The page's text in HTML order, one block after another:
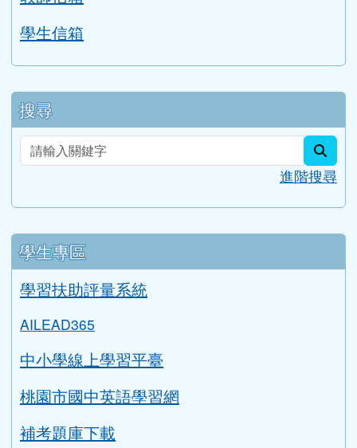
學生信箱
搜尋
進階搜尋
學生專區
學習扶助評量系統
AILEAD365
中小學線上學習平臺
桃園市國中英語學習網
補考題庫下載